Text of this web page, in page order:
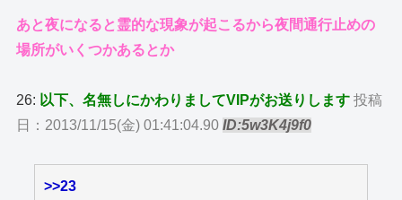
あと夜になると霊的な現象が起こるから夜間通行止めの
場所がいくつかあるとか
26: 以下、名無しにかわりましてVIPがお送りします 投稿
日：2013/11/15(金) 01:41:04.90ID:5w3K4j9f0
>>23